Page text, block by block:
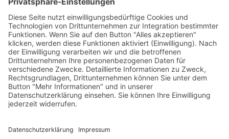
Sylvia Sabrowski
Zechenkiller
9. September 2020
sofort lieferbar
283 Seiten, 12 x 20 cm
Print 12,– € / E-Book 9,99 €